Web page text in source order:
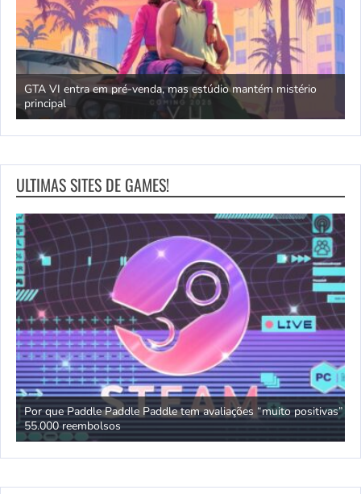
GTA VI entra em pré-venda, mas estúdio mantém mistério
principal
ULTIMAS SITES DE GAMES!
Por que Paddle Paddle Paddle tem avaliações “muito positivas” e
55.000 reembolsos